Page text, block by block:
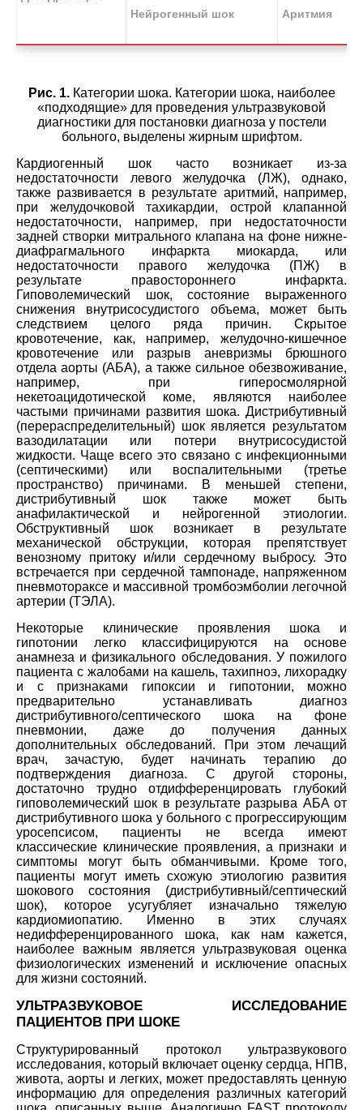
Нейрогенный шок Аритмия
Рис. 1.Категории шока. Категории шока, наиболее
«подходящие» для проведения ультразвуковой
диагностики для постановки диагноза у постели
больного, выделены жирным шрифтом.
Кардиогенный шок часто возникает из-за
недостаточности левого желудочка (ЛЖ), однако,
также развивается в результате аритмий, например,
при желудочковой тахикардии, острой клапанной
недостаточности, например, при недостаточности
задней створки митрального клапана на фоне нижне-
диафрагмального инфаркта миокарда, или
недостаточности правого желудочка (ПЖ) в
результате правостороннего инфаркта.
Гиповолемический шок, состояние выраженного
снижения внутрисосудистого объема, может быть
следствием целого ряда причин. Скрытое
кровотечение, как, например, желудочно-кишечное
кровотечение или разрыв аневризмы брюшного
отдела аорты (AБА), а также сильное обезвоживание,
например, при гиперосмолярной
некетоацидотической коме, являются наиболее
частыми причинами развития шока. Дистрибутивный
(перераспределительный) шок является результатом
вазодилатации или потери внутрисосудистой
жидкости. Чаще всего это связано с инфекционными
(септическими) или воспалительными (третье
пространство) причинами. В меньшей степени,
дистрибутивный шок также может быть
анафилактической и нейрогенной этиологии.
Обструктивный шок возникает в результате
механической обструкции, которая препятствует
венозному притоку и/или сердечному выбросу. Это
встречается при сердечной тампонаде, напряженном
пневмотораксе и массивной тромбоэмболии легочной
артерии (ТЭЛА).
Некоторые клинические проявления шока и
гипотонии легко классифицируются на основе
анамнеза и физикального обследования. У пожилого
пациента с жалобами на кашель, тахипноэ, лихорадку
и с признаками гипоксии и гипотонии, можно
предварительно устанавливать диагноз
дистрибутивного/септического шока на фоне
пневмонии, даже до получения данных
дополнительных обследований. При этом лечащий
врач, зачастую, будет начинать терапию до
подтверждения диагноза. С другой стороны,
достаточно трудно отдифференцировать глубокий
гиповолемический шок в результате разрыва AБA от
дистрибутивного шока у больного с прогрессирующим
уросепсисом, пациенты не всегда имеют
классические клинические проявления, а признаки и
симптомы могут быть обманчивыми. Кроме того,
пациенты могут иметь схожую этиологию развития
шокового состояния (дистрибутивный/септический
шок), которое усугубляет изначально тяжелую
кардиомиопатию. Именно в этих случаях
недифференцированного шока, как нам кажется,
наиболее важным является ультразвуковая оценка
физиологических изменений и исключение опасных
для жизни состояний.
УЛЬТРАЗВУКОВОЕ ИССЛЕДОВАНИЕ
ПАЦИЕНТОВ ПРИ ШОКЕ
Структурированный протокол ультразвукового
исследования, который включает оценку сердца, НПВ,
живота, аорты и легких, может предоставлять ценную
информацию для определения различных категорий